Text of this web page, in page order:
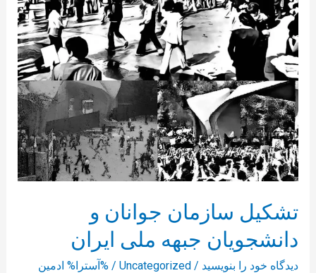
تشکیل سازمان جوانان و
دانشجویان جبهه ملی ایران
دیدگاه‌ خود را بنویسید /
Uncategorized/ %آسترا% ادمین
ملی
ایران